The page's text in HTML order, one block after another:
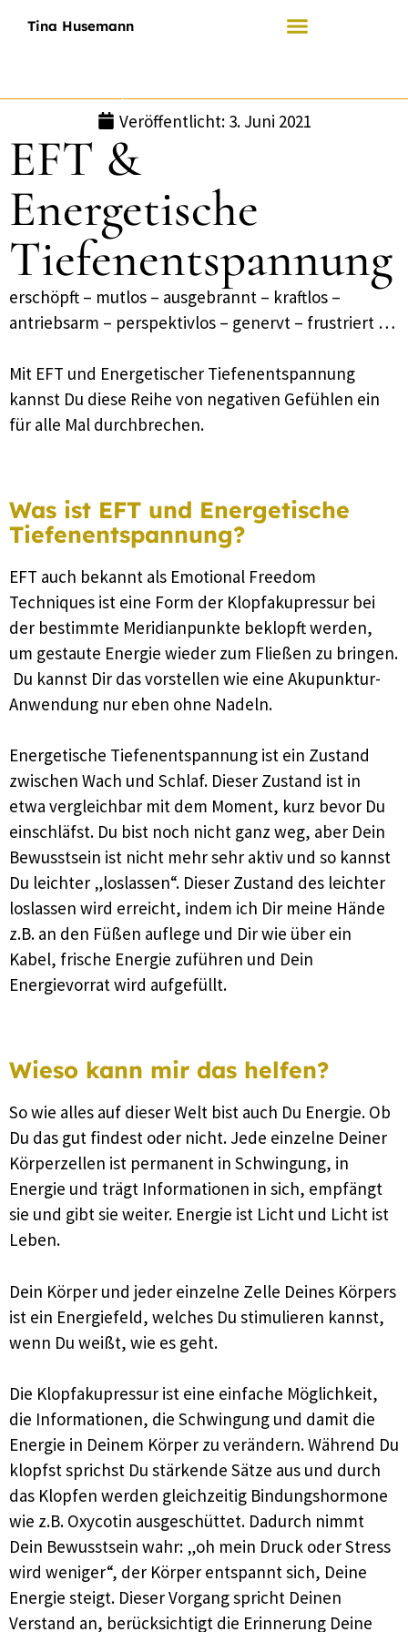
Tina Husemann
Veröffentlicht: 3. Juni 2021
EFT &
Energetische
Tiefenentspannung
erschöpft – mutlos – ausgebrannt – kraftlos –
antriebsarm – perspektivlos – genervt – frustriert …
Mit EFT und Energetischer Tiefenentspannung
kannst Du diese Reihe von negativen Gefühlen ein
für alle Mal durchbrechen.
Was ist EFT und Energetische
Tiefenentspannung?
EFT auch bekannt als Emotional Freedom
Techniques ist eine Form der Klopfakupressur bei
der bestimmte Meridianpunkte beklopft werden,
um gestaute Energie wieder zum Fließen zu bringen.
Du kannst Dir das vorstellen wie eine Akupunktur-
Anwendung nur eben ohne Nadeln.
Energetische Tiefenentspannung ist ein Zustand
zwischen Wach und Schlaf. Dieser Zustand ist in
etwa vergleichbar mit dem Moment, kurz bevor Du
einschläfst. Du bist noch nicht ganz weg, aber Dein
Bewusstsein ist nicht mehr sehr aktiv und so kannst
Du leichter „loslassen“. Dieser Zustand des leichter
loslassen wird erreicht, indem ich Dir meine Hände
z.B. an den Füßen auflege und Dir wie über ein
Kabel, frische Energie zuführen und Dein
Energievorrat wird aufgefüllt.
Wieso kann mir das helfen?
So wie alles auf dieser Welt bist auch Du Energie. Ob
Du das gut findest oder nicht. Jede einzelne Deiner
Körperzellen ist permanent in Schwingung, in
Energie und trägt Informationen in sich, empfängt
sie und gibt sie weiter. Energie ist Licht und Licht ist
Leben.
Dein Körper und jeder einzelne Zelle Deines Körpers
ist ein Energiefeld, welches Du stimulieren kannst,
wenn Du weißt, wie es geht.
Die Klopfakupressur ist eine einfache Möglichkeit,
die Informationen, die Schwingung und damit die
Energie in Deinem Körper zu verändern. Während Du
klopfst sprichst Du stärkende Sätze aus und durch
das Klopfen werden gleichzeitig Bindungshormone
wie z.B. Oxycotin ausgeschüttet. Dadurch nimmt
Dein Bewusstsein wahr: „oh mein Druck oder Stress
wird weniger“, der Körper entspannt sich, Deine
Energie steigt. Dieser Vorgang spricht Deinen
Verstand an, berücksichtigt die Erinnerung Deine